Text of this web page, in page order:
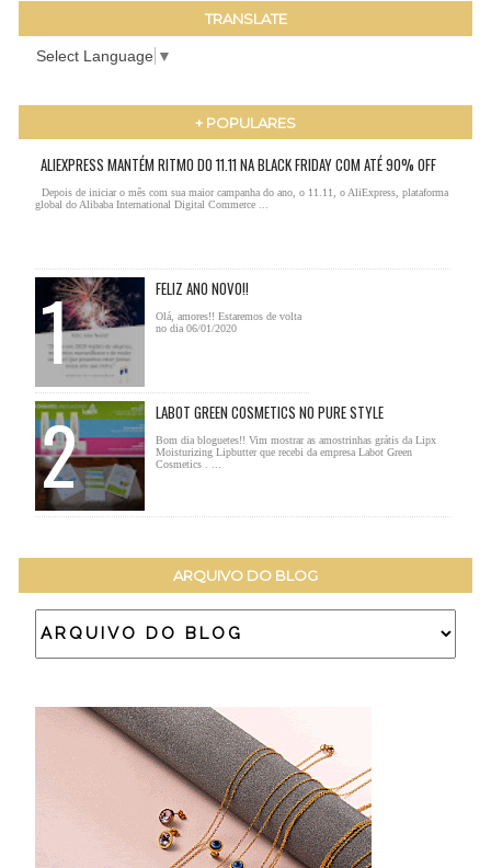
TRANSLATE
Select Language ▼
+ POPULARES
ALIEXPRESS MANTÉM RITMO DO 11.11 NA BLACK FRIDAY COM ATÉ 90% OFF
Depois de iniciar o mês com sua maior campanha do ano, o 11.11, o AliExpress, plataforma
global do Alibaba International Digital Commerce ...
FELIZ ANO NOVO!!
Olá, amores!! Estaremos de volta
no dia 06/01/2020
LABOT GREEN COSMETICS NO PURE STYLE
Bom dia bloguetes!! Vim mostrar as amostrinhas grátis da Lipx
Moisturizing Lipbutter que recebi da empresa Labot Green
Cosmetics . ...
ARQUIVO DO BLOG